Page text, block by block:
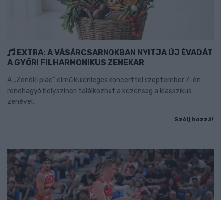
EXTRA: A VÁSÁRCSARNOKBAN NYITJA ÚJ ÉVADÁT
A GYŐRI FILHARMONIKUS ZENEKAR
A „Zenélő piac” című különleges koncerttel szeptember 7-én
rendhagyó helyszínen találkozhat a közönség a klasszikus
zenével.
Szólj hozzá!